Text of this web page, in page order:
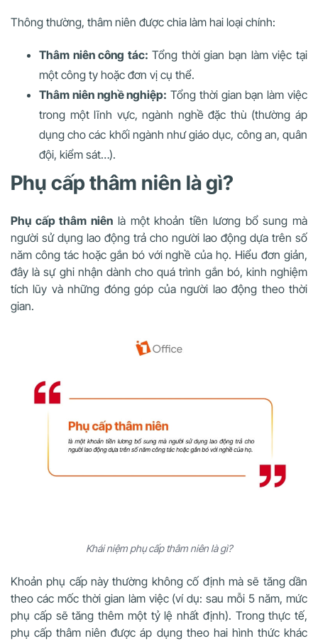
Thông thường, thâm niên được chia làm hai loại chính:
Thâm niên công tác: Tổng thời gian bạn làm việc tại
một công ty hoặc đơn vị cụ thể.
Thâm niên nghề nghiệp: Tổng thời gian bạn làm việc
trong một lĩnh vực, ngành nghề đặc thù (thường áp
dụng cho các khối ngành như giáo dục, công an, quân
đội, kiểm sát…).
Phụ cấp thâm niên là gì?
Phụ cấp thâm niên là một khoản tiền lương bổ sung mà
người sử dụng lao động trả cho người lao động dựa trên số
năm công tác hoặc gắn bó với nghề của họ. Hiểu đơn giản,
đây là sự ghi nhận dành cho quá trình gắn bó, kinh nghiệm
tích lũy và những đóng góp của người lao động theo thời
gian.
Khái niệm phụ cấp thâm niên là gì?
Khoản phụ cấp này thường không cố định mà sẽ tăng dần
theo các mốc thời gian làm việc (ví dụ: sau mỗi 5 năm, mức
phụ cấp sẽ tăng thêm một tỷ lệ nhất định). Trong thực tế,
phụ cấp thâm niên được áp dụng theo hai hình thức khác